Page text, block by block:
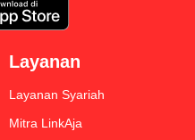
Layanan
Layanan Syariah
Mitra LinkAja